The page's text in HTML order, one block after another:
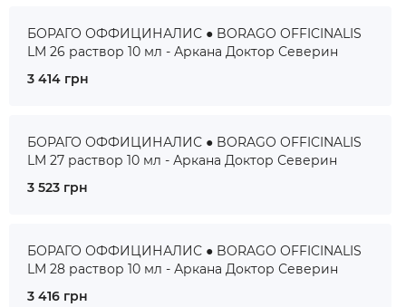
БОРАГО ОФФИЦИНАЛИС ● BORAGO OFFICINALIS
LM 26 раствор 10 мл - Аркана Доктор Северин
3 414 грн
БОРАГО ОФФИЦИНАЛИС ● BORAGO OFFICINALIS
LM 27 раствор 10 мл - Аркана Доктор Северин
3 523 грн
БОРАГО ОФФИЦИНАЛИС ● BORAGO OFFICINALIS
LM 28 раствор 10 мл - Аркана Доктор Северин
3 416 грн